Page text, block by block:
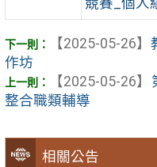
相關公告
【2025-05-26】
作坊
【2025-05-26】
整合職類輔導